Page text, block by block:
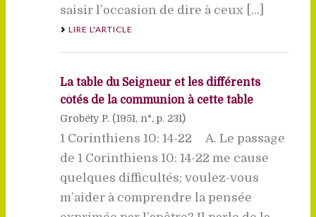
saisir l’occasion de dire à ceux [...]
LIRE L'ARTICLE
La table du Seigneur et les différents
côtés de la communion à cette table
Grobéty P. (1951, n°, p. 231)
1 Corinthiens 10: 14-22 A. Le passage
de 1 Corinthiens 10: 14-22 me cause
quelques difficultés; voulez-vous
m’aider à comprendre la pensée